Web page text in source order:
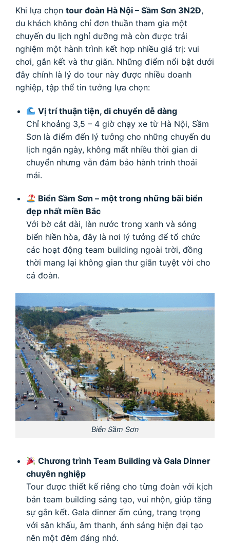
Khi lựa chọn tour đoàn Hà Nội – Sầm Sơn 3N2Đ,
du khách không chỉ đơn thuần tham gia một
chuyến du lịch nghỉ dưỡng mà còn được trải
nghiệm một hành trình kết hợp nhiều giá trị: vui
chơi, gắn kết và thư giãn. Những điểm nổi bật dưới
đây chính là lý do tour này được nhiều doanh
nghiệp, tập thể tin tưởng lựa chọn:
Vị trí thuận tiện, di chuyển dễ dàng
Chỉ khoảng 3,5 – 4 giờ chạy xe từ Hà Nội, Sầm
Sơn là điểm đến lý tưởng cho những chuyến du
lịch ngắn ngày, không mất nhiều thời gian di
chuyển nhưng vẫn đảm bảo hành trình thoải
mái.
Biển Sầm Sơn – một trong những bãi biển
đẹp nhất miền Bắc
Với bờ cát dài, làn nước trong xanh và sóng
biển hiền hòa, đây là nơi lý tưởng để tổ chức
các hoạt động team building ngoài trời, đồng
thời mang lại không gian thư giãn tuyệt vời cho
cả đoàn.
Biển Sầm Sơn
Chương trình Team Building và Gala Dinner
chuyên nghiệp
Tour được thiết kế riêng cho từng đoàn với kịch
bản team building sáng tạo, vui nhộn, giúp tăng
sự gắn kết. Gala dinner ấm cúng, trang trọng
với sân khấu, âm thanh, ánh sáng hiện đại tạo
nên một đêm đáng nhớ.